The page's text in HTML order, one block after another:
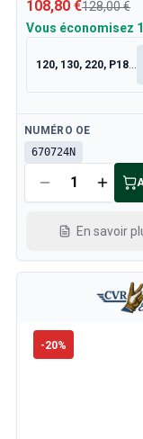
108,80 €128,00 €
Vous économisez
120, 130, 220, P1800
Disponible
NUMÉRO OE
670724N
En savoir
-20%